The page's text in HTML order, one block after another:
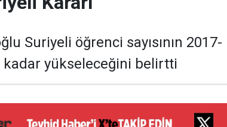
Suriyeli öğrenci sayısının 2017-
kadar yükseleceğini belirtti